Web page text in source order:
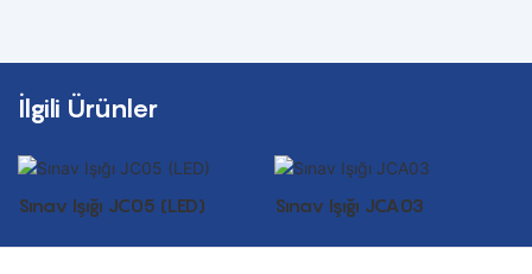
İlgili Ürünler
Sınav Işığı JC05 (LED) Sınav Işığı JCA03